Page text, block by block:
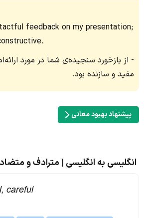
feedback on my presentation;
از بازخورد سنجیده‌ی شما در مورد
مفید و سازنده بود.
پیشنهاد بهبود معانی
انگلیسی به انگلیسی | مترادف و متضاد tactful
careful